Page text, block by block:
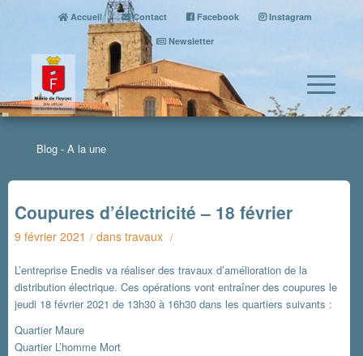
Accueil Contact Facebook
Instagram
Newsletter
Blog - A la une
Coupures d’électricité – 18 février
9 février 2021 / danstravaux /
L’entreprise Enedis va réaliser des travaux d’amélioration de la
distribution électrique. Ces opérations vont entraîner des coupures le
jeudi 18 février 2021 de 13h30 à 16h30 dans les quartiers suivants :
Quartier Maure
Quartier L’homme Mort